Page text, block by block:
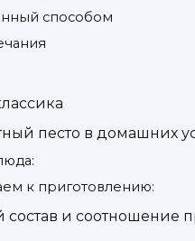
способом
песто в домашних
к приготовлению:
состав и соотношение